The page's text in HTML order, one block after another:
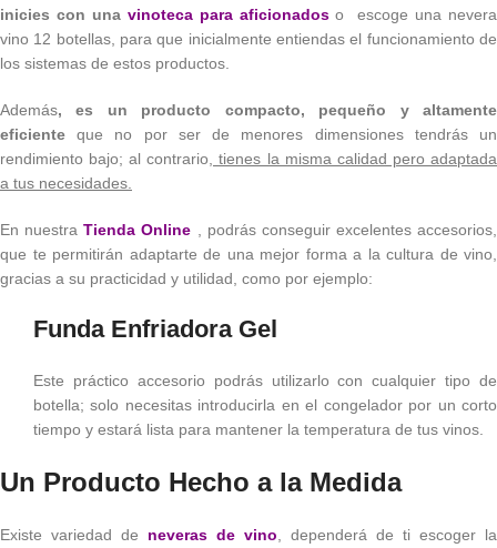
inicies con una vinoteca para aficionadoso escoge una nevera
vino 12 botellas, para que inicialmente entiendas el funcionamiento de
los sistemas de estos productos.
Además, es un producto compacto, pequeño y altamente
eficiente que no por ser de menores dimensiones tendrás un
rendimiento bajo; al contrario , tienes la misma calidad pero adaptada
a tus necesidades.
En nuestraTienda Online
, podrás conseguir excelentes accesorios,
que te permitirán adaptarte de una mejor forma a la cultura de vino,
gracias a su practicidad y utilidad, como por ejemplo:
Funda Enfriadora Gel
Este práctico accesorio podrás utilizarlo con cualquier tipo de
botella; solo necesitas introducirla en el congelador por un corto
tiempo y estará lista para mantener la temperatura de tus vinos.
Un Producto Hecho a la Medida
Existe variedad de neveras de vino , dependerá de ti escoger la